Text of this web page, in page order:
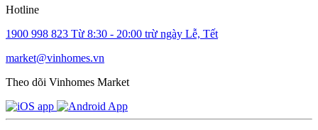
Hotline
1900 998 823 Từ 8:30 - 20:00 trừ ngày Lễ, Tết
market@vinhomes.vn
Theo dõi Vinhomes Market